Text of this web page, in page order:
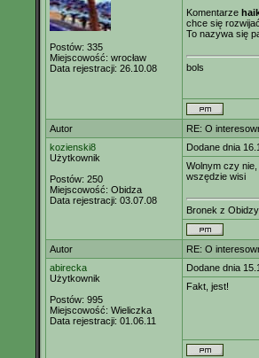
Postów: 335
Miejscowość: wrocław
Data rejestracji: 26.10.08
Komentarze
chce się
To nazywa się
bols
Autor
RE: O
kozienski8
Użytkownik
Postów: 250
Miejscowość: Obidza
Data rejestracji: 03.07.08
Dodane dnia
Wolnym czy
wszędzie wisi
Bronek z Obidzy
Autor
RE: O
abirecka
Użytkownik
Postów: 995
Miejscowość: Wieliczka
Data rejestracji: 01.06.11
Dodane dnia
Fakt, jest!